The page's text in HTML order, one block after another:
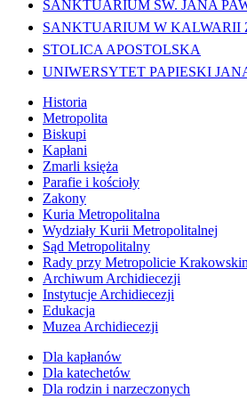
SANKTUARIUM ŚW. JANA
SANKTUARIUM W KALWARII
STOLICA APOSTOLSKA
UNIWERSYTET PAPIESKI
Historia
Metropolita
Biskupi
Kapłani
Zmarli księża
Parafie i kościoły
Zakony
Kuria Metropolitalna
Wydziały Kurii Metropolitalnej
Sąd Metropolitalny
Rady przy Metropolicie
Archiwum Archidiecezji
Instytucje Archidiecezji
Edukacja
Muzea Archidiecezji
Dla kapłanów
Dla katechetów
Dla rodzin i narzeczonych